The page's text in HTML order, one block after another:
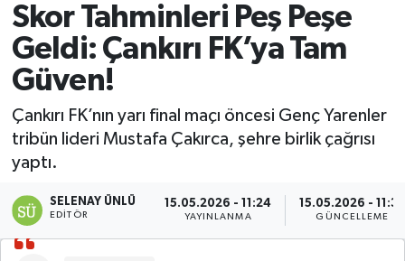
Skor Tahminleri Peş Peşe
Geldi: Çankırı FK’ya Tam
Güven!
Çankırı FK’nın yarı final maçı öncesi Genç Yarenler
tribün lideri Mustafa Çakırca, şehre birlik çağrısı
yaptı.
SELENAY ÜNLÜ
EDITÖR
15.05.2026 - 11:24
YAYINLANMA
15.05.2026 - 11:33
GÜNCELLEME